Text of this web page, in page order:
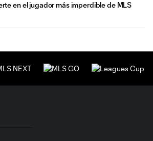
en el jugador más imperdible de MLS